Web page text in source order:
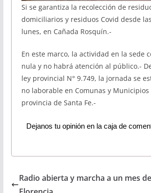
Si se garantiza la recolección de
domiciliarios y residuos Covid desde
lunes, en Cañada Rosquín.-
En este marco, la actividad en la sede
nula y no habrá atención al público.-
ley provincial N° 9.749, la jornada se
no laborable en Comunas y Municipios
provincia de Santa Fe.-
Dejanos tu opinión en la caja de
Radio abierta y marcha a un mes